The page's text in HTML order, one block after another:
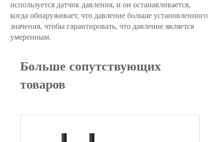
используется датчик давления, и он останавливается,
когда обнаруживает, что давление больше установленного
значения, чтобы гарантировать, что давление является
умеренным.
Больше сопутствующих
товаров